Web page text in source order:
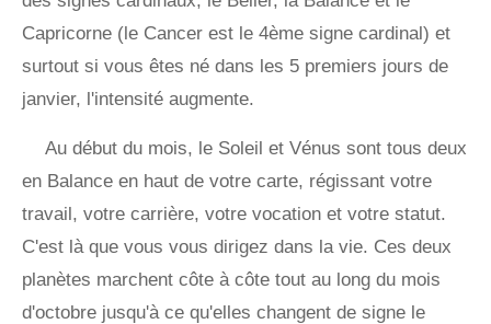
Capricorne (le Cancer est le 4ème signe cardinal) et
surtout si vous êtes né dans les 5 premiers jours de
janvier, l'intensité augmente.
Au début du mois, le Soleil et Vénus sont tous deux
en Balance en haut de votre carte, régissant votre
travail, votre carrière, votre vocation et votre statut.
C'est là que vous vous dirigez dans la vie. Ces deux
planètes marchent côte à côte tout au long du mois
d'octobre jusqu'à ce qu'elles changent de signe le